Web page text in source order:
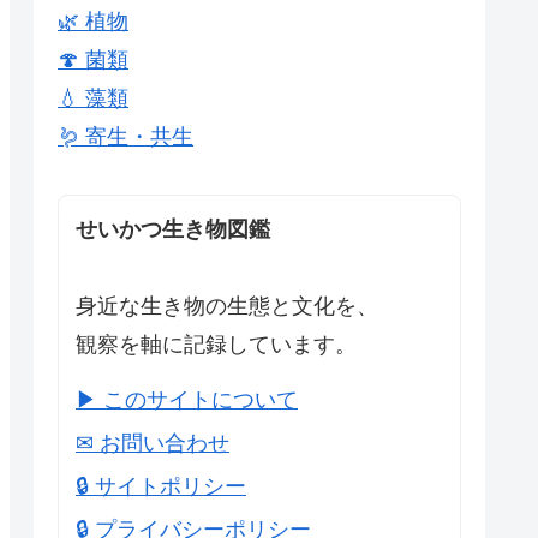
🌿 植物
🍄 菌類
💧 藻類
🪱 寄生・共生
せいかつ生き物図鑑
身近な生き物の生態と文化を、
観察を軸に記録しています。
▶ このサイトについて
✉ お問い合わせ
🔒 サイトポリシー
🔒 プライバシーポリシー